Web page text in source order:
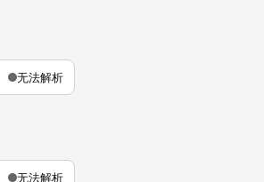
无法解析
无法解析